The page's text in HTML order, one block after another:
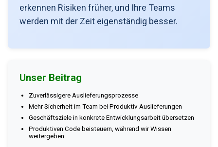
erkennen Risiken früher, und Ihre Teams
werden mit der Zeit eigenständig besser.
Unser Beitrag
Zuverlässigere Auslieferungsprozesse
Mehr Sicherheit im Team bei Produktiv-Auslieferungen
Geschäftsziele in konkrete Entwicklungsarbeit übersetzen
Produktiven Code beisteuern, während wir Wissen
weitergeben